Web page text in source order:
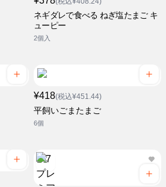
ネギダレで食べる ねぎ塩たまご キ
ューピー
2個入
¥418(税込¥451.44)
平飼いごまたまご
6個